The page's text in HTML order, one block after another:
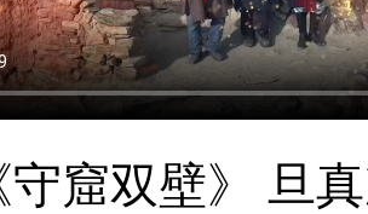
双壁》 旦真